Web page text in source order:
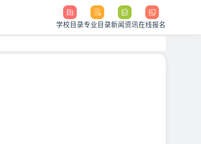
学校目录专业目录新闻资讯在线报名